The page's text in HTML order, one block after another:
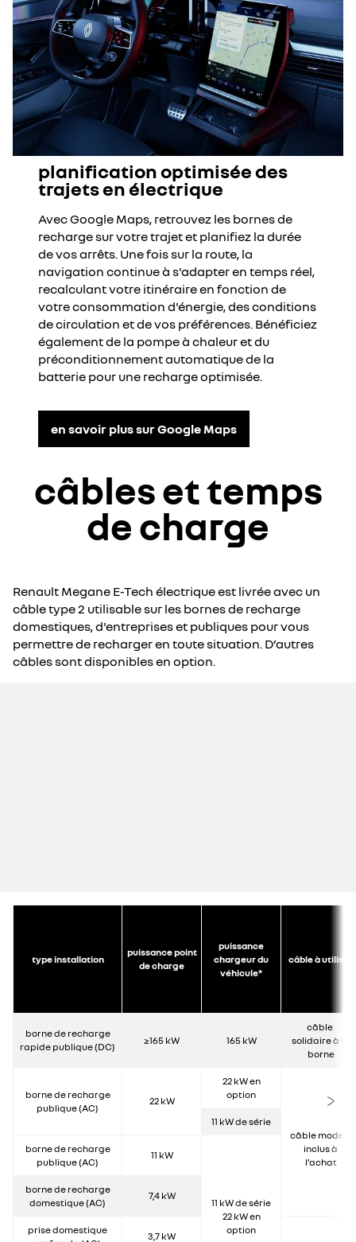
planification optimisée des
trajets en électrique
Avec Google Maps, retrouvez les bornes de
recharge sur votre trajet et planifiez la durée
de vos arrêts. Une fois sur la route, la
navigation continue à s'adapter en temps réel,
recalculant votre itinéraire en fonction de
votre consommation d'énergie, des conditions
de circulation et de vos préférences. Bénéficiez
également de la pompe à chaleur et du
préconditionnement automatique de la
batterie pour une recharge optimisée.​
en savoir plus sur Google Maps
câbles et temps
de charge
Renault Megane E-Tech électrique est livrée avec un
câble type 2 utilisable sur les bornes de recharge
domestiques, d'entreprises et publiques pour vous
permettre de recharger en toute situation. D’autres
câbles sont disponibles en option.
type installation
puissance point
de charge
puissance
chargeur du
véhicule*
câble à utiliser
borne de recharge
rapide publique (DC)
≥165 kW 165 kW
câble ​
solidaire à la
borne
borne de recharge
publique (AC)
22 kW
22 kW en
option
câble mode 3
inclus à
l’achat
11 kW de série
borne de recharge
publique (AC)
11 kW
11 kW de série
22 kW en
option
borne de recharge
domestique (AC)
7,4 kW
prise domestique
3,7 kW